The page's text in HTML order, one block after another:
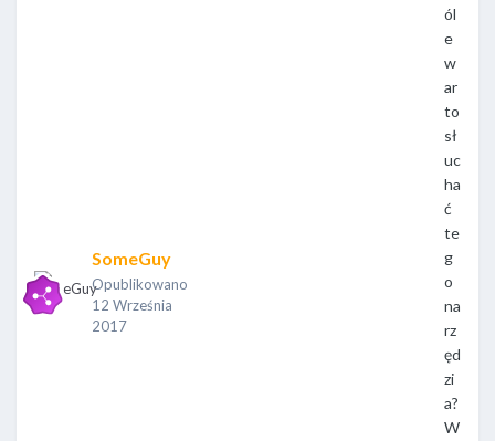
SomeGuy
Opublikowano
12 Września
2017
ól
e
w
ar
to
sł
uc
ha
ć
te
g
o
na
rz
ęd
zi
a?
W